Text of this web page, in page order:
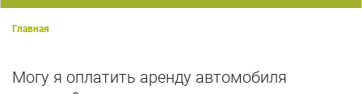
Главная
Могу я оплатить аренду автомобиля